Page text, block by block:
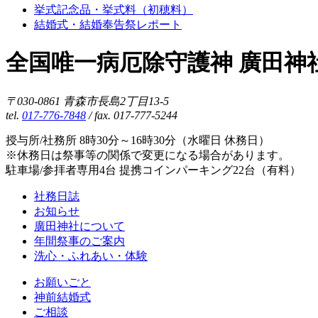
挙式記念品・挙式料（初穂料）
結婚式・結婚奉告祭レポート
全国唯一病厄除守護神 廣田神
〒030-0861 青森市長島2丁目13-5
tel. 017-776-7848 / fax. 017-777-5244
授与所/社務所 8時30分～16時30分（水曜日 休務日）
※休務日は祭事等の関係で変更になる場合があります。
駐車場/参拝者専用4台 提携コインパーキング22台（有料）
社務日誌
お知らせ
廣田神社について
年間祭事のご案内
洗心・ふれあい・体験
お願いごと
神前結婚式
ご相談